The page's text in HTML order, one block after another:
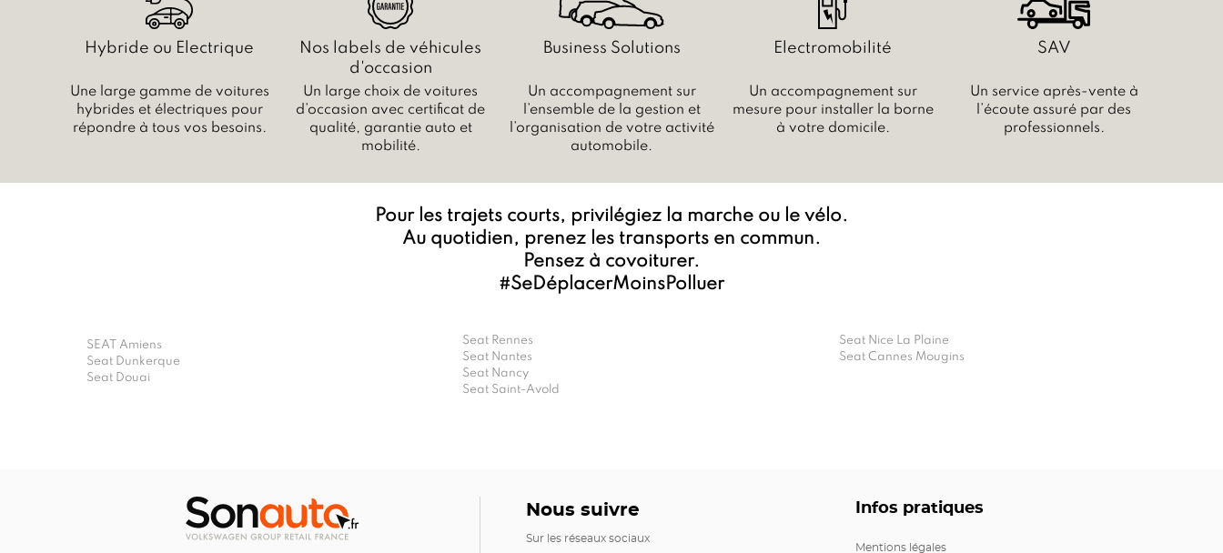
Hybride ou Electrique
Une large gamme de voitures
hybrides et électriques pour
répondre à tous vos besoins.
Nos labels de véhicules
d'occasion
Un large choix de voitures
d’occasion avec certificat de
qualité, garantie auto et
mobilité.
Business Solutions
Un accompagnement sur
l’ensemble de la gestion et
l’organisation de votre activité
automobile.
Electromobilité
Un accompagnement sur
mesure pour installer la borne
à votre domicile.
SAV
Un service après-vente à
l’écoute assuré par des
professionnels.
Pour les trajets courts, privilégiez la marche ou le vélo.
Au quotidien, prenez les transports en commun.
Pensez à covoiturer.
#SeDéplacerMoinsPolluer
SEAT Amiens
Seat Dunkerque
Seat Douai
Seat Rennes
Seat Nantes
Seat Nancy
Seat Saint-Avold
Seat Nice La Plaine
Seat Cannes Mougins
Nous suivre
Sur les réseaux sociaux
Infos pratiques
Mentions légales